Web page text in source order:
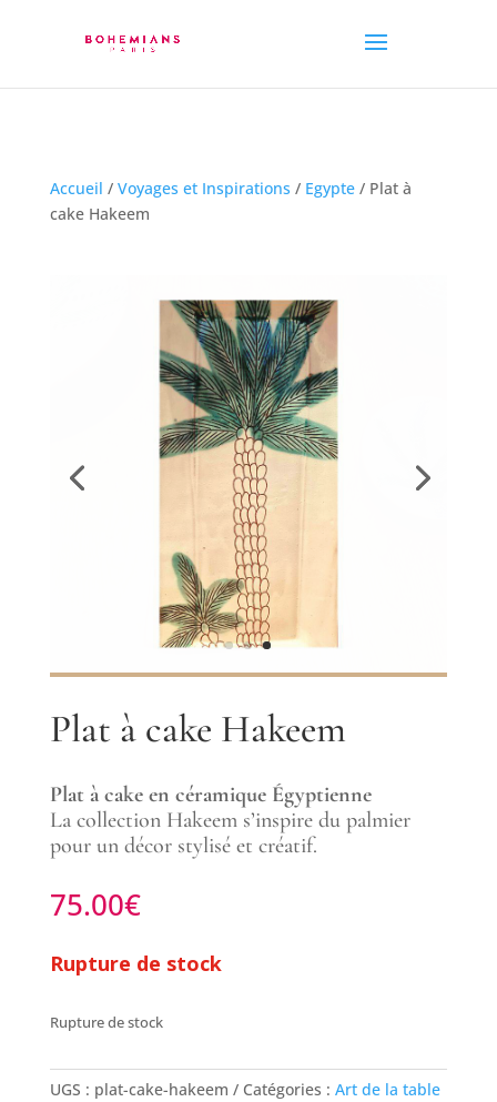
Accueil / Voyages et Inspirations / Egypte/ Plat à
cake Hakeem
Plat à cake Hakeem
Plat à cake en céramique Égyptienne
La collection Hakeem s’inspire du palmier
pour un décor stylisé et créatif.
75.00€
Rupture de stock
Rupture de stock
UGS : plat-cake-hakeem Catégories : Art de la table